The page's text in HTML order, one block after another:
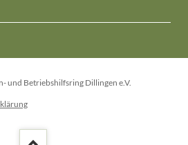
und Betriebshilfsring Dillingen e.V.